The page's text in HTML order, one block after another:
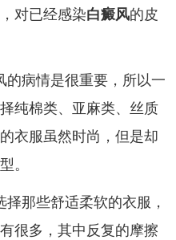
对已经感染白癜风的皮
的病情是很重要，所以一
纯棉类、亚麻类、丝质
衣服虽然时尚，但是却
。
那些舒适柔软的衣服，
很多，其中反复的摩擦